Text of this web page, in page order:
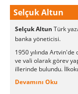
Selçuk Altun
Selçuk Altun Türk
banka yöneticisi.
1950 yılında
ve vali olarak görev
illerinde bulundu.
Koleji'nde aldığı
Devamını Oku